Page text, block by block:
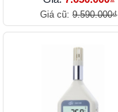
Giá cũ: 9.590.000₫